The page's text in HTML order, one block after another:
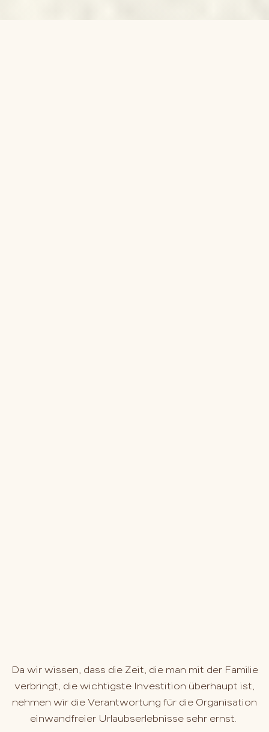
Da wir wissen, dass die Zeit, die man mit der Familie
verbringt, die wichtigste Investition überhaupt ist,
nehmen wir die Verantwortung für die Organisation
einwandfreier Urlaubserlebnisse sehr ernst.